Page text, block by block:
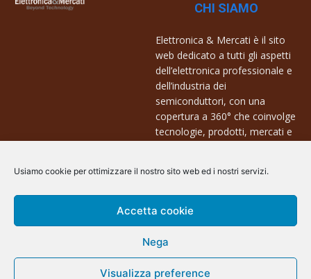
Usiamo cookie per ottimizzare il nostro sito web ed i nostri servizi.
Accetta cookie
Nega
Visualizza preference
CHI SIAMO
Elettronica & Mercati è il sito
web dedicato a tutti gli aspetti
dell’elettronica professionale e
dell’industria dei
semiconduttori, con una
copertura a 360° che coinvolge
tecnologie, prodotti, mercati e
Contatti:
info@arscommunication.it
@ArsCommunication 2023